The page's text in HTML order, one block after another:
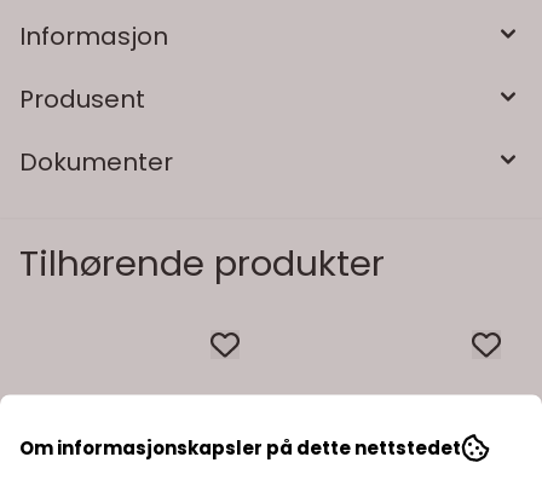
Informasjon
Produsent
Dokumenter
Tilhørende produkter
Om informasjonskapsler på dette nettstedet